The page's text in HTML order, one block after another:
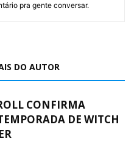
pra gente conversar.
DO AUTOR
CONFIRMA
DE WITCH